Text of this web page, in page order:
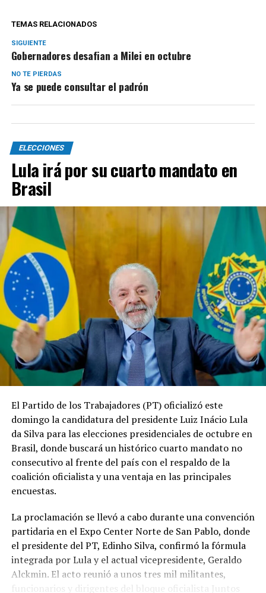
TEMAS RELACIONADOS
SIGUIENTE
Gobernadores desafian a Milei en octubre
NO TE PIERDAS
Ya se puede consultar el padrón
ELECCIONES
Lula irá por su cuarto mandato en
Brasil
El Partido de los Trabajadores (PT) oficializó este
domingo la candidatura del presidente Luiz Inácio Lula
da Silva para las elecciones presidenciales de octubre en
Brasil, donde buscará un histórico cuarto mandato no
consecutivo al frente del país con el respaldo de la
coalición oficialista y una ventaja en las principales
encuestas.
La proclamación se llevó a cabo durante una convención
partidaria en el Expo Center Norte de San Pablo, donde
el presidente del PT, Edinho Silva, confirmó la fórmula
integrada por Lula y el actual vicepresidente, Geraldo
Alckmin. El acto reunió a unos tres mil militantes,
funcionarios y dirigentes del bloque oficialista Juntos